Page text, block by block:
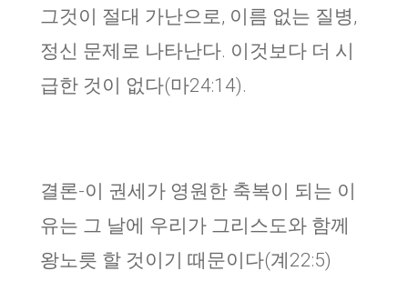
그것이 절대 가난으로, 이름 없는 질병,
정신 문제로 나타난다. 이것보다 더 시
급한 것이 없다(마24:14).
결론-이 권세가 영원한 축복이 되는 이
유는 그 날에 우리가 그리스도와 함께
왕노릇 할 것이기 때문이다(계22:5)